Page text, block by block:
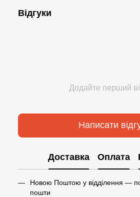
Відгуки
Додайте перший
Написати
Доставка Оплата
Новою Поштою у відділення —
пошти